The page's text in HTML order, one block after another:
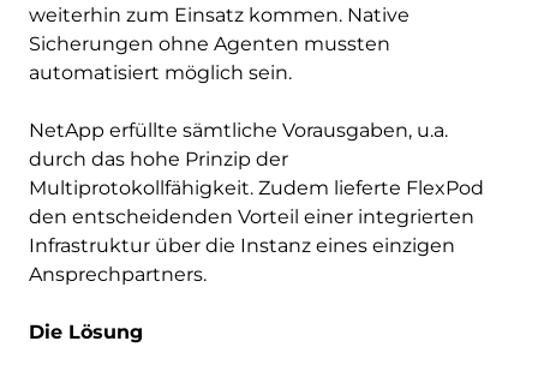
weiterhin zum Einsatz kommen. Native
Sicherungen ohne Agenten mussten
automatisiert möglich sein.
NetApp erfüllte sämtliche Vorausgaben, u.a.
durch das hohe Prinzip der
Multiprotokollfähigkeit. Zudem lieferte FlexPod
den entscheidenden Vorteil einer integrierten
Infrastruktur über die Instanz eines einzigen
Ansprechpartners.
Die Lösung